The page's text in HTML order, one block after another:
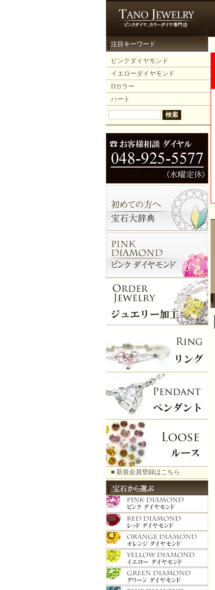
注目キーワード
ピンクダイヤモンド
イエローダイヤモンド
Dカラー
ハート
■ 新規会員登録はこちら